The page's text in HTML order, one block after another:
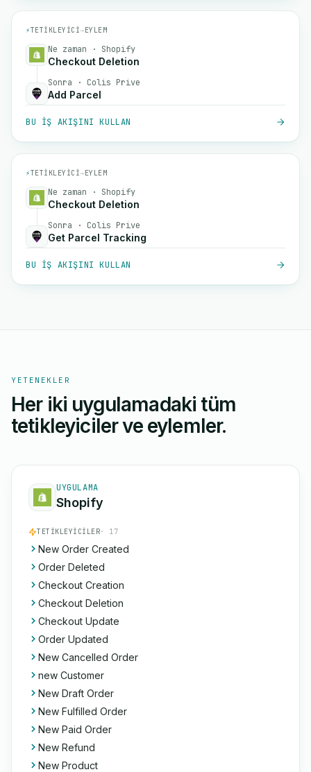
⚡TETIKLEYICI→EYLEM
Ne zaman · Shopify
Checkout Deletion
Sonra · Colis Prive
Add Parcel
BU IŞ AKIŞINI KULLAN
⚡TETIKLEYICI→EYLEM
Ne zaman · Shopify
Checkout Deletion
Sonra · Colis Prive
Get Parcel Tracking
BU IŞ AKIŞINI KULLAN
YETENEKLER
Her iki uygulamadaki tüm
tetikleyiciler ve eylemler.
UYGULAMA
Shopify
TETIKLEYICILER· 17
New Order Created
Order Deleted
Checkout Creation
Checkout Deletion
Checkout Update
Order Updated
New Cancelled Order
new Customer
New Draft Order
New Fulfilled Order
New Paid Order
New Refund
New Product